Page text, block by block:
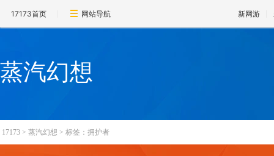
17173首页 网站导航 新网游
蒸汽幻想
17173 > 蒸汽幻想 > 标签：拥护者